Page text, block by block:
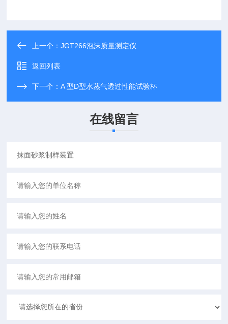
上一个：JGT266泡沫质量测定仪
返回列表
下一个：A 型D型水蒸气透过性能试验杯
在线留言